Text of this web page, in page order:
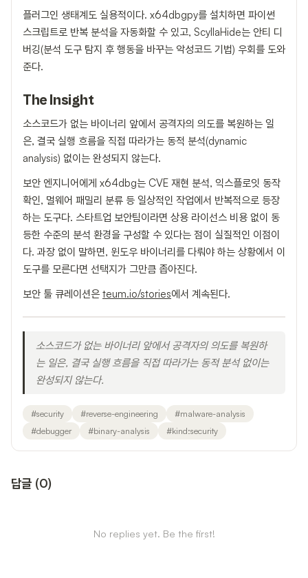
플러그인 생태계도 실용적이다. x64dbgpy를 설치하면 파이썬
스크립트로 반복 분석을 자동화할 수 있고, ScyllaHide는 안티 디
버깅(분석 도구 탐지 후 행동을 바꾸는 악성코드 기법) 우회를 도와
준다.
The Insight
소스코드가 없는 바이너리 앞에서 공격자의 의도를 복원하는 일
은, 결국 실행 흐름을 직접 따라가는 동적 분석(dynamic
analysis) 없이는 완성되지 않는다.
보안 엔지니어에게 x64dbg는 CVE 재현 분석, 익스플로잇 동작
확인, 멀웨어 패밀리 분류 등 일상적인 작업에서 반복적으로 등장
하는 도구다. 스타트업 보안팀이라면 상용 라이선스 비용 없이 동
등한 수준의 분석 환경을 구성할 수 있다는 점이 실질적인 이점이
다. 과장 없이 말하면, 윈도우 바이너리를 다뤄야 하는 상황에서 이
도구를 모른다면 선택지가 그만큼 좁아진다.
보안 툴 큐레이션은 teum.io/stories에서 계속된다.
소스코드가 없는 바이너리 앞에서 공격자의 의도를 복원하
는 일은, 결국 실행 흐름을 직접 따라가는 동적 분석 없이는
완성되지 않는다.
#security #reverse-engineering #malware-analysis
#debugger #binary-analysis #kind:security
답글 (0)
No replies yet. Be the first!